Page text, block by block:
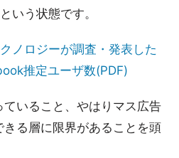
いう状態です。
ノロジーが調査・発表した
推定ユーザ数(PDF)
いること、やはりマス広告
る層に限界があることを頭